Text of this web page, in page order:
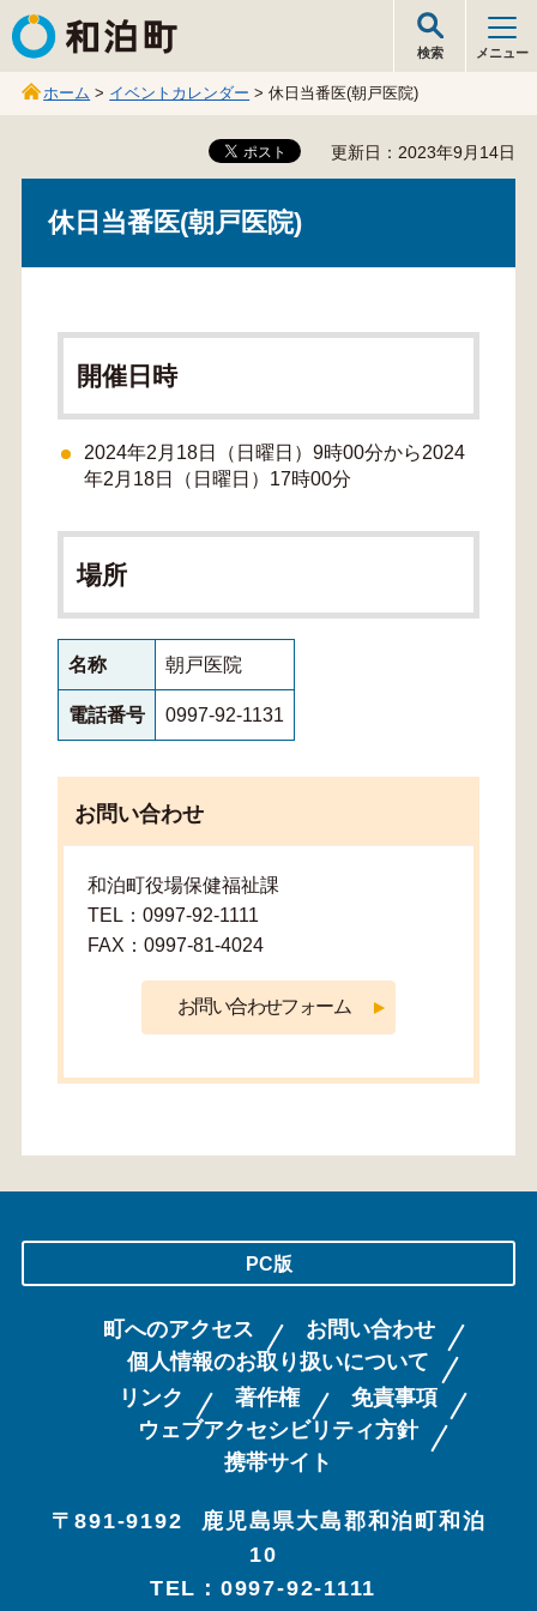
和泊町
検索 メニュー
ホーム > イベントカレンダー > 休日当番医(朝戸医院)
更新日：2023年9月14日
休日当番医(朝戸医院)
開催日時
2024年2月18日（日曜日）9時00分から2024
年2月18日（日曜日）17時00分
場所
名称 朝戸医院
電話番号 0997-92-1131
お問い合わせ
和泊町役場保健福祉課
TEL：0997-92-1111
FAX：0997-81-4024
PC版
町へのアクセス
お問い合わせ
個人情報のお取り扱いについて
リンク
著作権
免責事項
ウェブアクセシビリティ方針
携帯サイト
〒891-9192
鹿児島県大島郡和泊町和泊
10
TEL：0997-92-1111